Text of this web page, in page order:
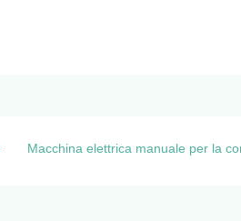
Macchina elettrica manuale per la